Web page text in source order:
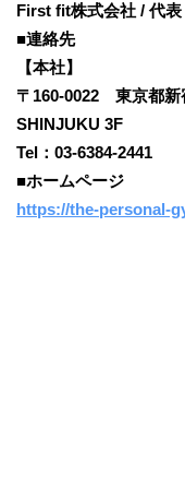
First fit株式会社 / 代
■連絡先
【本社】
〒160-0022 東京都新
SHINJUKU 3F
Tel：03-6384-2441
■ホームページ
https://the-personal-